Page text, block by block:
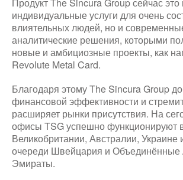
индивидуальные услуги для очень
влиятельных людей, но и
аналитические решения, которыми
новые и амбициозные проекты, как
Revolute Metal Card.
Благодаря этому The Sincura Group
финансовой эффективности и
расширяет рынки присутствия. На
офисы TSG успешно функционируют
Великобритании, Австралии, Украине
очереди Швейцария и Объединённые
Эмираты.